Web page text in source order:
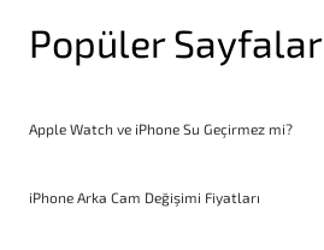
Popüler Sayfalar
Apple Watch ve iPhone Su Geçirmez mi?
iPhone Arka Cam Değişimi Fiyatları